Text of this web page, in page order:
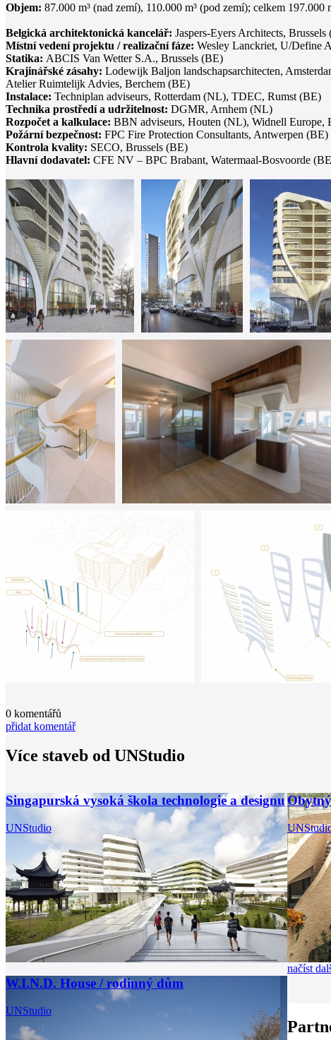
Objem: 87.000 m³ (nad zemí), 110.000 m³ (pod zemí); celkem 197.000
Belgická architektonická kancelář: Jaspers-Eyers Architects, Brussels
Místní vedení projektu / realizační fáze: Wesley Lanckriet, U/Define
Statika: ABCIS Van Wetter S.A., Brussels (BE)
Krajinářské zásahy: Lodewijk Baljon landschapsarchitecten,
Atelier Ruimtelijk Advies, Berchem (BE)
Instalace: Techniplan adviseurs, Rotterdam (NL), TDEC, Rumst (BE)
Technika prostředí a udržitelnost: DGMR, Arnhem (NL)
Rozpočet a kalkulace: BBN adviseurs, Houten (NL), Widnell Europe,
Požární bezpečnost: FPC Fire Protection Consultants, Antwerpen (BE)
Kontrola kvality: SECO, Brussels (BE)
Hlavní dodavatel: CFE NV – BPC Brabant, Watermaal-Bosvoorde
0 komentářů
přidat komentář
Více staveb od UNStudio
Singapurská vysoká škola technologie a designu
UNStudio
W.I.N.D. House / rodinný dům
UNStudio
načíst